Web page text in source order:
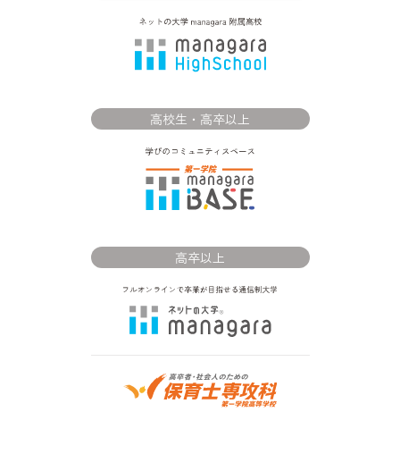
高校生・高卒以上
高卒以上